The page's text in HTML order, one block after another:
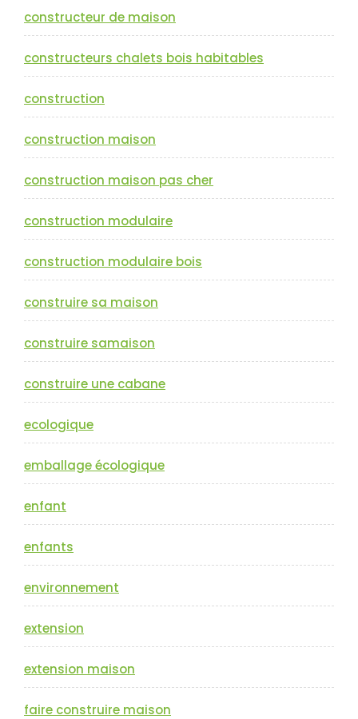
constructeur de maison
constructeurs chalets bois habitables
construction
construction maison
construction maison pas cher
construction modulaire
construction modulaire bois
construire sa maison
construire samaison
construire une cabane
ecologique
emballage écologique
enfant
enfants
environnement
extension
extension maison
faire construire maison